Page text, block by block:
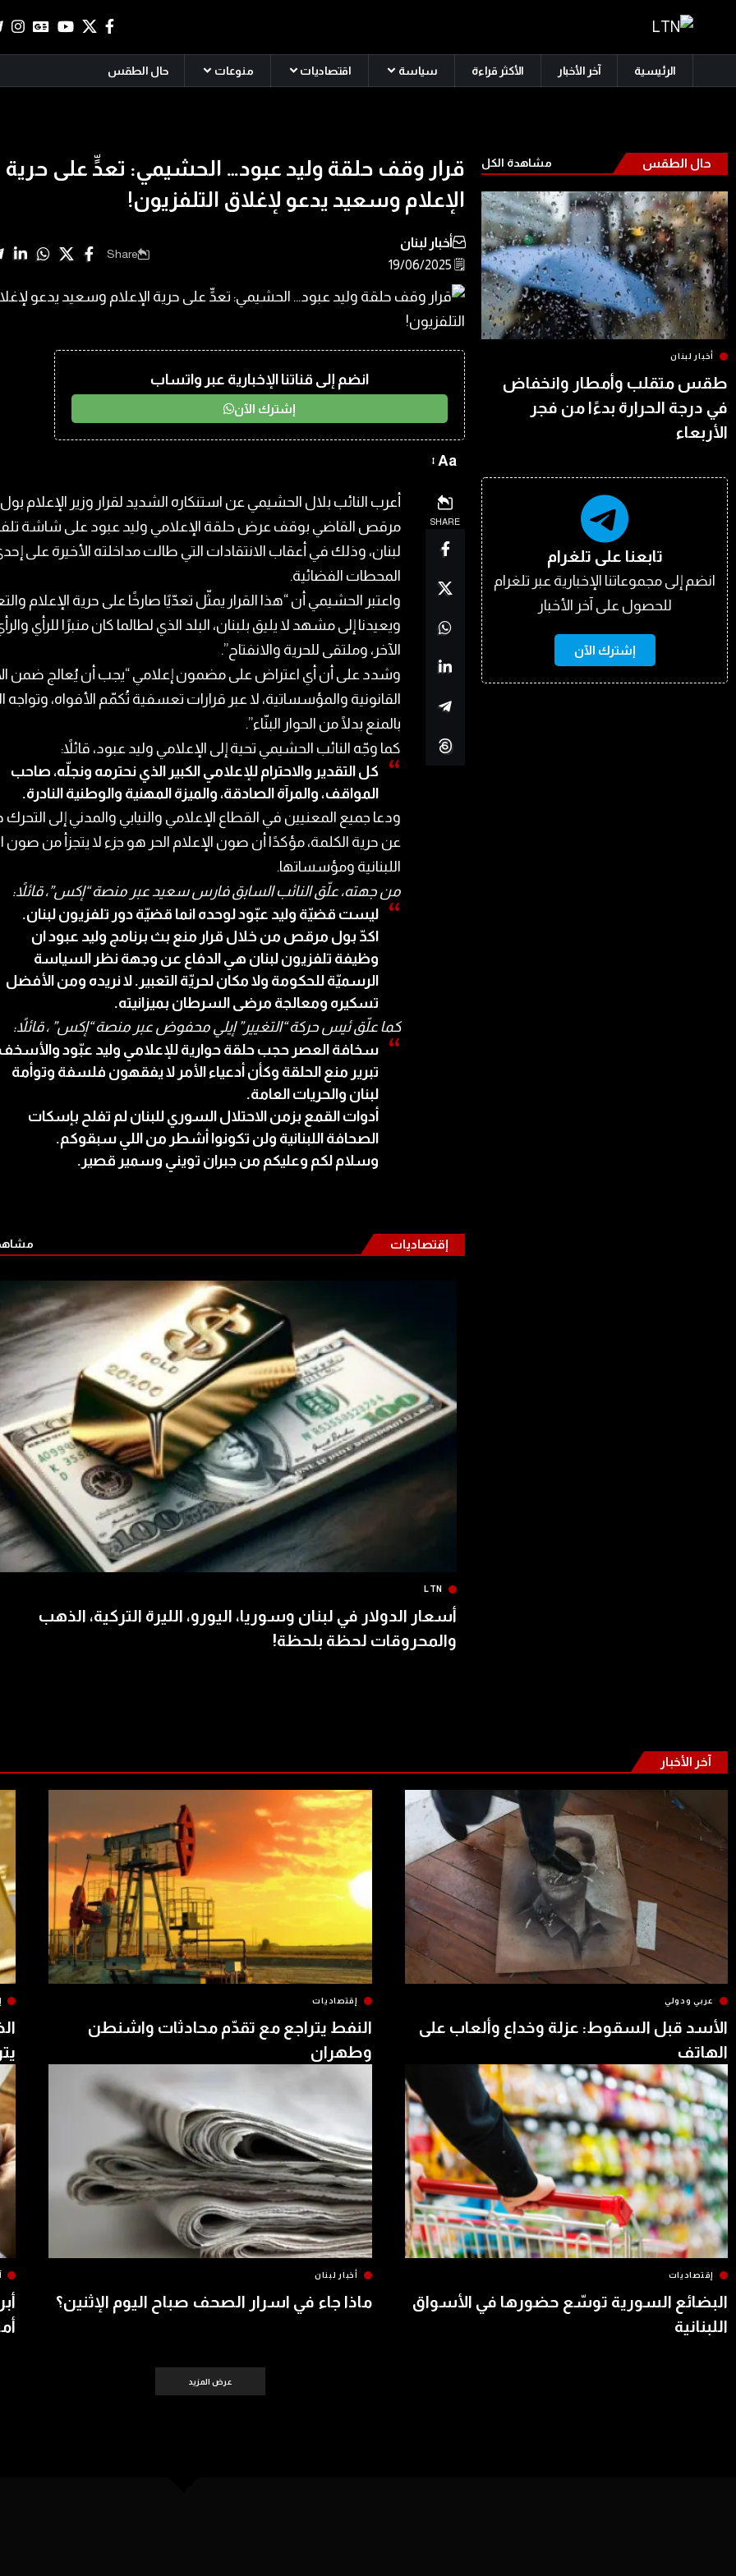
الرئيسية آخر الأخبار الأكثر قراءة سياسة اقتصاديات منوعات حال الطقس
حال الطقس مشاهدة الكل
أخبار لبنان
طقس متقلب وأمطار وانخفاض
في درجة الحرارة بدءًا من فجر
الأربعاء
تابعنا على تلغرام
انضم إلى مجموعاتنا الإخبارية عبر تلغرام
للحصول على آخر الأخبار
إشترك الآن
قرار وقف حلقة وليد عبود… الحشيمي: تعدٍّ على حرية
الإعلام وسعيد يدعو لإغلاق التلفزيون!
🗒️ 19/06/2025
أخبار لبنان
Share
انضم إلى قناتنا الإخبارية عبر واتساب
إشترك الآن
Aa
SHARE
أعرب النائب بلال الحشيمي عن استنكاره الشديد لقرار وزير الإعلام بول
مرقص القاضي بوقف عرض حلقة الإعلامي وليد عبود على شاشة
لبنان، وذلك في أعقاب الانتقادات التي طالت مداخلته الأخيرة على
المحطات الفضائية.
واعتبر الحشيمي أن “هذا القرار يمثّل تعدّيًا صارخًا على حرية الإعلام
ويعيدنا إلى مشهد لا يليق بلبنان، البلد الذي لطالما كان منبرًا للرأي
الآخر، وملتقى للحرية والانفتاح”.
وشدد على أن أي اعتراض على مضمون إعلامي “يجب أن يُعالج ضمن
القانونية والمؤسساتية، لا عبر قرارات تعسفية تُكمّم الأفواه، وتواجه
بالمنع بدلًا من الحوار البنّاء”.
كما وجّه النائب الحشيمي تحية إلى الإعلامي وليد عبود، قائلاً:
كل التقدير والاحترام للإعلامي الكبير الذي نحترمه ونجلّه، صاحب
المواقف، والمرآة الصادقة، والميزة المهنية والوطنية النادرة.
ودعا جميع المعنيين في القطاع الإعلامي والنيابي والمدني إلى التحرك
عن حرية الكلمة، مؤكدًا أن صون الإعلام الحر هو جزء لا يتجزأ من صون
اللبنانية ومؤسساتها.
من جهته، علّق النائب السابق فارس سعيد عبر منصة “إكس”، قائلاً:
ليست قضيّة وليد عبّود لوحده انما قضيّة دور تلفزيون لبنان.
اكدّ بول مرقص من خلال قرار منع بث برنامج وليد عبود ان
وظيفة تلفزيون لبنان هي الدفاع عن وجهة نظر السياسة
الرسميّة للحكومة ولا مكان لحريّة التعبير. لا نريده ومن الأفضل
تسكيره ومعالجة مرضى السرطان بميزانيته.
كما علّق ئيس حركة “التغيير” إيلي محفوض عبر منصة “إكس” ، قائلاً:
سخافة العصر حجب حلقة حوارية للإعلامي وليد عبّود والأسخف
تبرير منع الحلقة وكأن أدعياء الأمر لا يفقهون فلسفة وتوأمة
لبنان والحريات العامة.
أدوات القمع بزمن الاحتلال السوري للبنان لم تفلح بإسكات
الصحافة اللبنانية ولن تكونوا أشطر من اللي سبقوكم.
وسلام لكم وعليكم من جبران تويني وسمير قصير.
إقتصاديات
LTN
أسعار الدولار في لبنان وسوريا، اليورو، الليرة التركية، الذهب
والمحروقات لحظة بلحظة!
آخر الأخبار
عربي ودولي
الأسد قبل السقوط: عزلة وخداع وألعاب على
الهاتف
إقتصاديات
النفط يتراجع مع تقدّم محادثات واشنطن
وطهران
إقتصاديات
البضائع السورية توسّع حضورها في الأسواق
اللبنانية
أخبار لبنان
ماذا جاء في اسرار الصحف صباح اليوم الإثنين؟
عرض المزيد